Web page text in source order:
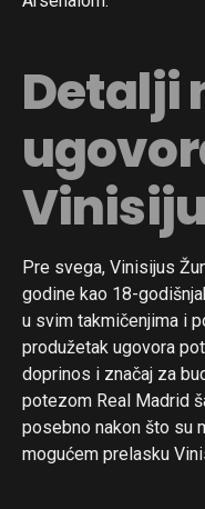
Detalji
Pre svega, Vinisijus
godine kao 18-
u svim takmičenjima i
produžetak ugovora
doprinos i značaj za
potezom Real Madrid
posebno nakon što su
mogućem prelasku